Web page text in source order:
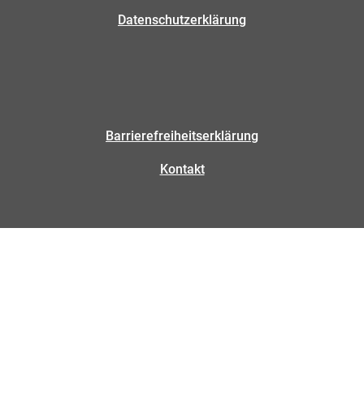
Datenschutzerklärung
Barrierefreiheitserklärung
Kontakt